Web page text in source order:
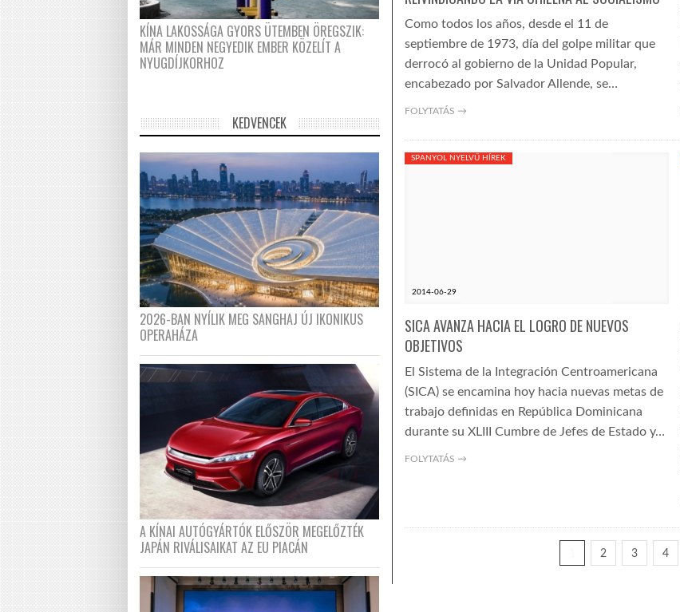
Como todos los años, desde el 11 de
septiembre de 1973, día del golpe militar que
derrocó al gobierno de la Unidad Popular,
encabezado por Salvador Allende, se…
FOLYTATÁS →
2014-06-29
SPANYOL NYELVŰ HÍREK
SICA AVANZA HACIA EL LOGRO DE NUEVOS
OBJETIVOS
El Sistema de la Integración Centroamericana
(SICA) se encamina hoy hacia nuevas metas de
trabajo definidas en República Dominicana
durante su XLIII Cumbre de Jefes de Estado y…
FOLYTATÁS →
2 3 4
KÍNA LAKOSSÁGA GYORS ÜTEMBEN ÖREGSZIK:
MÁR MINDEN NEGYEDIK EMBER KÖZELÍT A
NYUGDÍJKORHOZ
KEDVENCEK
2026-BAN NYÍLIK MEG SANGHAJ ÚJ IKONIKUS
OPERAHÁZA
A KÍNAI AUTÓGYÁRTÓK ELŐSZÖR MEGELŐZTÉK
JAPÁN RIVÁLISAIKAT AZ EU PIACÁN